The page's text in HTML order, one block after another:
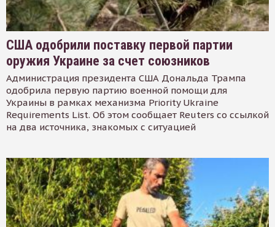
США одобрили поставку первой партии
оружия Украине за счет союзников
Администрация президента США Дональда Трампа
одобрила первую партию военной помощи для
Украины в рамках механизма Priority Ukraine
Requirements List. Об этом сообщает Reuters со ссылкой
на два источника, знакомых с ситуацией